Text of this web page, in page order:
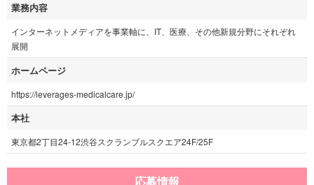
業務内容
インターネットメディアを事業軸に、IT、医療、その他新規分野にそれぞれ
展開
ホームページ
https://leverages-medicalcare.jp/
本社
東京都2丁目24-12渋谷スクランブルスクエア24F/25F
応募情報